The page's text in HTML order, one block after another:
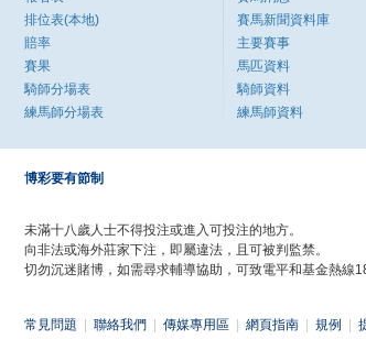
排位表(本地)
賠率
賽果
騎師分場表
練馬師分場表
賽馬新聞資料庫
主要賽事
馬匹資料
騎師資料
練馬師資料
博彩要有節制
未滿十八歲人士不得投注或進入可投注的地方。
向非法或海外莊家下注，即屬違法，且可被判監禁。
切勿沉迷賭博，如需尋求輔導協助，可致電平和基金熱線
常見問題 聯絡我們 傳媒專用區 網頁指南 規例